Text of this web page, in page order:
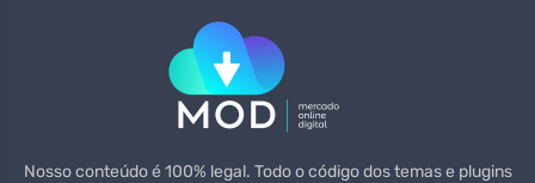
Nosso conteúdo é 100% legal. Todo o código dos temas e plugins